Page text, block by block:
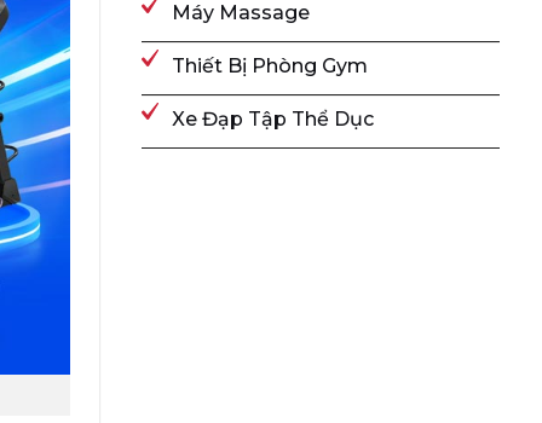
Máy Massage
Thiết Bị Phòng Gym
Xe Đạp Tập Thể Dục